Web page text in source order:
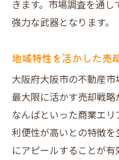
きます。市場調査を通
強力な武器となります。
地域特性を活かした売
大阪府大阪市の不動産
最大限に活かす売却戦
なんばといった商業エ
利便性が高いとの特徴
にアピールすることが有